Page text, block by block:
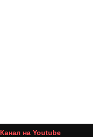
Канал на Youtube